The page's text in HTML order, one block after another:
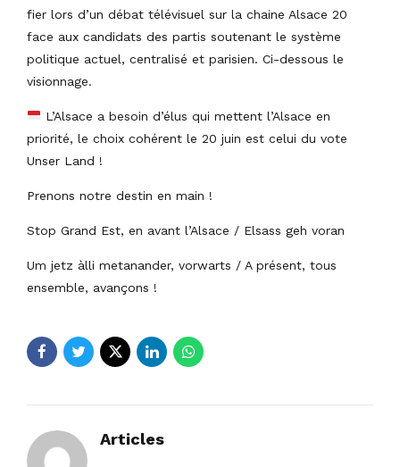
fier lors d’un débat télévisuel sur la chaine Alsace 20
face aux candidats des partis soutenant le système
politique actuel, centralisé et parisien. Ci-dessous le
visionnage.
L’Alsace a besoin d’élus qui mettent l’Alsace en
priorité, le choix cohérent le 20 juin est celui du vote
Unser Land !
Prenons notre destin en main !
Stop Grand Est, en avant l’Alsace / Elsass geh voran
Um jetz àlli metanander, vorwarts / A présent, tous
ensemble, avançons !
Articles